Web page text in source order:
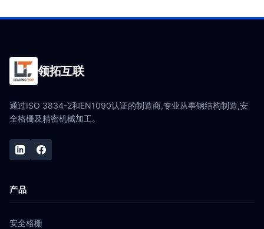
领拓互联
通过ISO 3834-2和EN1090认证的制造商,专业从事钢结构制造,安
全格栅及精密机械加工。
产品
安全格栅